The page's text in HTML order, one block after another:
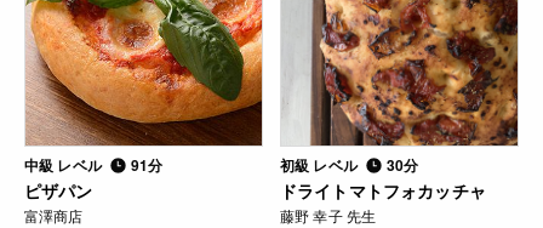
中級 レベル 91分
ピザパン
富澤商店
初級 レベル 30分
ドライトマトフォカッチャ
藤野 幸子 先生